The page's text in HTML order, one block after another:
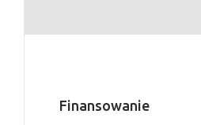
Finansowanie